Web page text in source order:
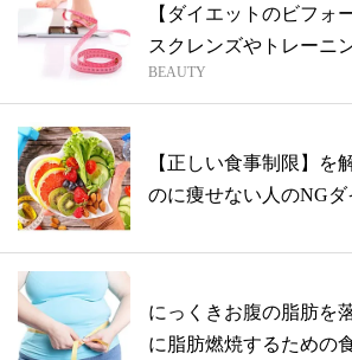
【ダイエットのビフォ
スクレンズやトレーニ
BEAUTY
【正しい食事制限】を
のに痩せない人のNGダ
にっくきお腹の脂肪を
に脂肪燃焼するための